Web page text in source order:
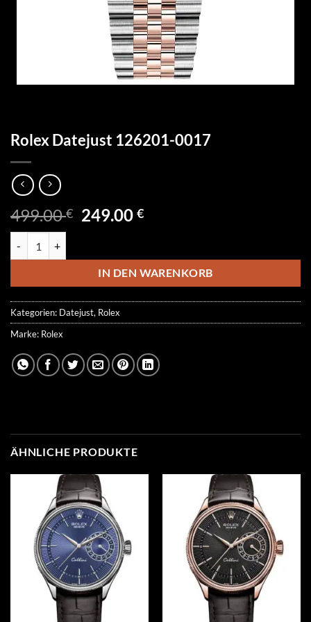
Rolex Datejust 126201-0017
499.00€ Ursprünglicher
499.00 €
249.00€Aktueller
249.00 €.
IN DEN WARENKORB
Kategorien: Datejust, Rolex
Marke: Rolex
ÄHNLICHE PRODUKTE